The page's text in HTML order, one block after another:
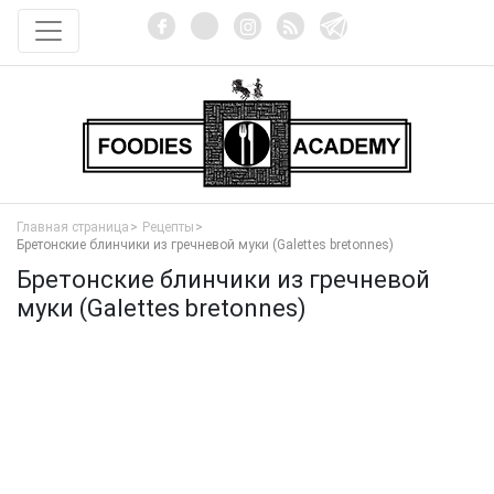
Главная страница
Рецепты
Бретонские блинчики из гречневой муки (Galettes bretonnes)
Бретонские блинчики из гречневой
муки (Galettes bretonnes)